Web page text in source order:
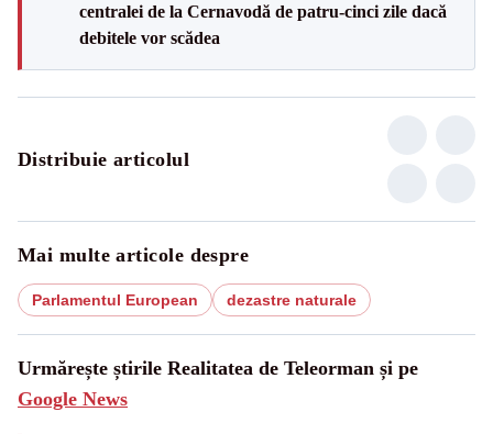
centralei de la Cernavodă de patru-cinci zile dacă
debitele vor scădea
Distribuie articolul
Mai multe articole despre
Parlamentul European dezastre naturale
Urmărește știrile Realitatea de Teleorman și pe
Google News